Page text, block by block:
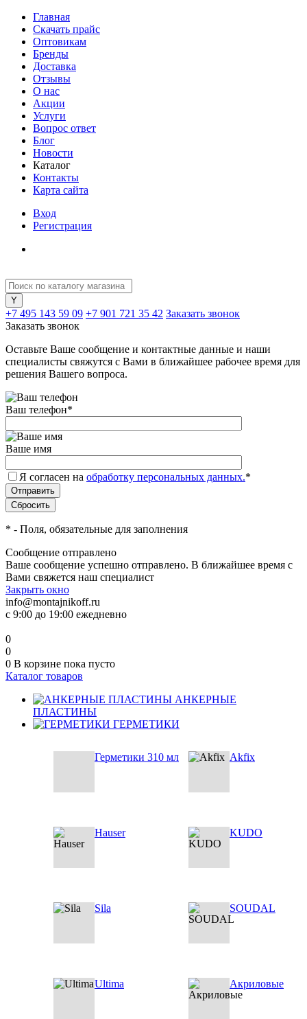
Главная
Скачать прайс
Оптовикам
Бренды
Доставка
Отзывы
О нас
Акции
Услуги
Вопрос ответ
Блог
Новости
Каталог
Контакты
Карта сайта
Вход
Регистрация
+7 495 143 59 09 +7 901 721 35 42 Заказать звонок
Заказать звонок
Оставьте Ваше сообщение и контактные данные и наши
специалисты свяжутся с Вами в ближайшее рабочее время для
решения Вашего вопроса.
Ваш телефон*
Ваше имя
Я согласен на обработку персональных данных.*
* - Поля, обязательные для заполнения
Сообщение отправлено
Ваше сообщение успешно отправлено. В ближайшее время с
Вами свяжется наш специалист
Закрыть окно
info@montajnikoff.ru
с 9:00 до 19:00 ежедневно
0
0
0 В корзине пока пусто
Каталог товаров
АНКЕРНЫЕ
ПЛАСТИНЫ
ГЕРМЕТИКИ
Герметики 310 мл Akfix
Hauser KUDO
Sila SOUDAL
Ultima Акриловые